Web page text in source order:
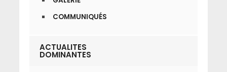
COMMUNIQUÉS
ACTUALITES
DOMINANTES